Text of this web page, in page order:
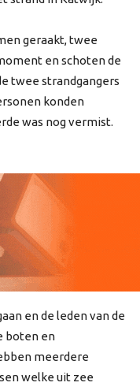
geraakt, twee
en schoten de
twee strandgangers
konden
was nog vermist.
en de leden van de
boten en
meerdere
welke uit zee